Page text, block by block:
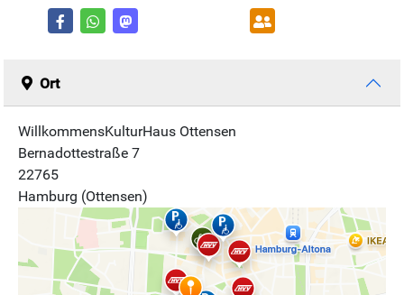
Ort
WillkommensKulturHaus Ottensen
Bernadottestraße 7
22765
Hamburg (Ottensen)